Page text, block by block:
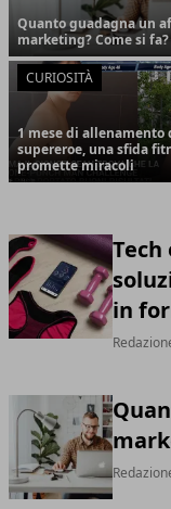
Quanto guadagna un
marketing? Come si fa?
CURIOSITÀ
1 mese di allenamento
supereroe, una sfida
promette miracoli
in